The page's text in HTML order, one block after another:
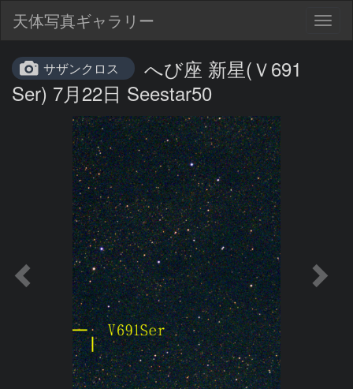
天体写真ギャラリー
サザンクロス
へび座 新星(Ｖ691
Ser) 7月22日 Seestar50